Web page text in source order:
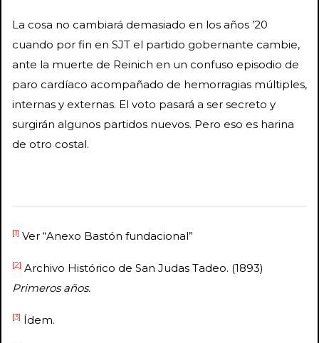
La cosa no cambiará demasiado en los años ’20
cuando por fin en SJT el partido gobernante cambie,
ante la muerte de Reinich en un confuso episodio de
paro cardíaco acompañado de hemorragias múltiples,
internas y externas. El voto pasará a ser secreto y
surgirán algunos partidos nuevos. Pero eso es harina
de otro costal.
[1] Ver “Anexo Bastón fundacional”
[2] Archivo Histórico de San Judas Tadeo. (1893)
Primeros años.
[3] Ídem.